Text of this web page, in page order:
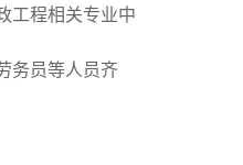
工程相关专业中
务员等人员齐